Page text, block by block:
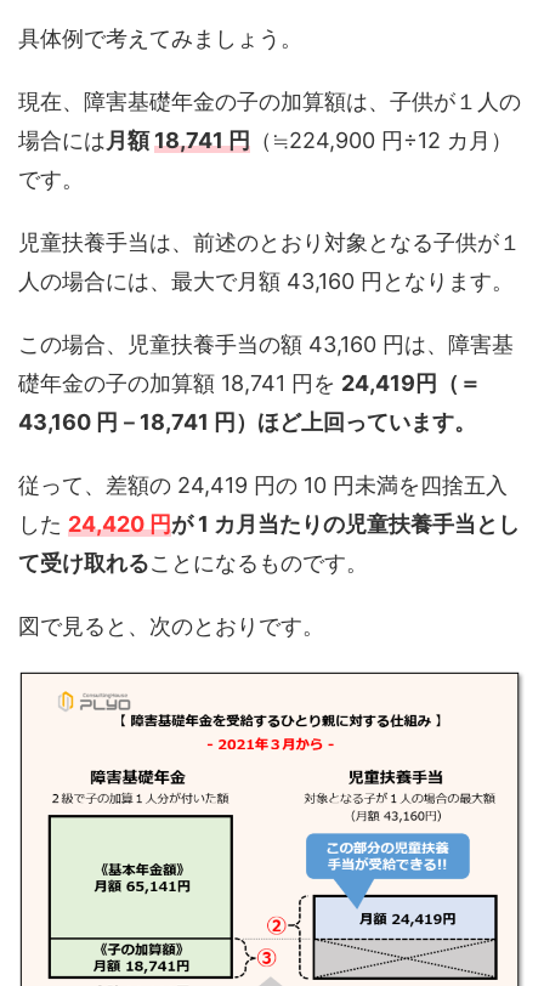
具体例で考えてみましょう。
現在、障害基礎年金の子の加算額は、子供が１人の
場合には月額18,741 円 （≒224,900 円÷12 カ月）
です。
児童扶養手当は、前述のとおり対象となる子供が１
人の場合には、最大で月額 43,160 円となります。
この場合、児童扶養手当の額 43,160 円は、障害基
礎年金の子の加算額 18,741 円を 24,419円（＝
43,160 円－18,741 円）ほど上回っています。
従って、差額の 24,419 円の 10 円未満を四捨五入
した 24,420 円が 1 カ月当たりの児童扶養手当とし
て受け取れることになるものです。
図で見ると、次のとおりです。